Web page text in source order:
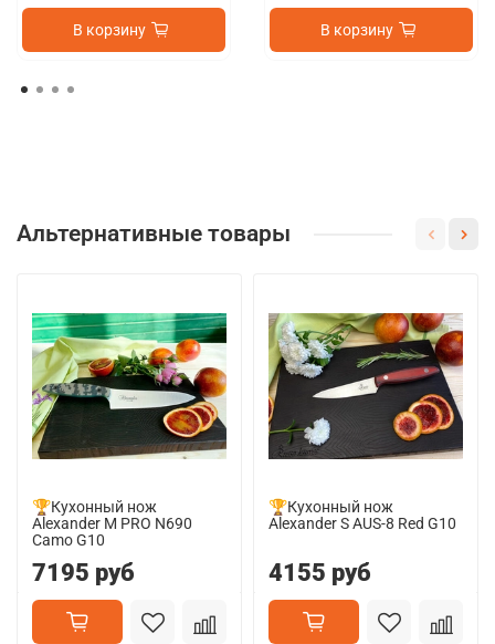
В корзину В корзину
Альтернативные товары
🏆Кухонный нож
Alexander M PRO N690
Camo G10
7195 руб
🏆Кухонный нож
Alexander S AUS-8 Red G10
4155 руб